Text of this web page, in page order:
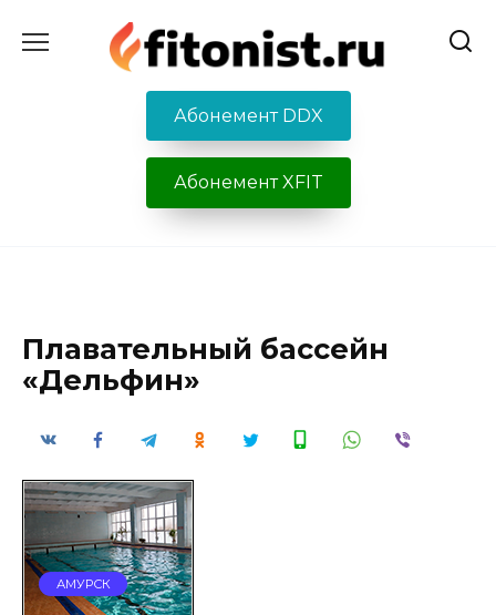
содержанию
Абонемент DDX
Абонемент XFIT
Плавательный бассейн
«Дельфин»
АМУРСК